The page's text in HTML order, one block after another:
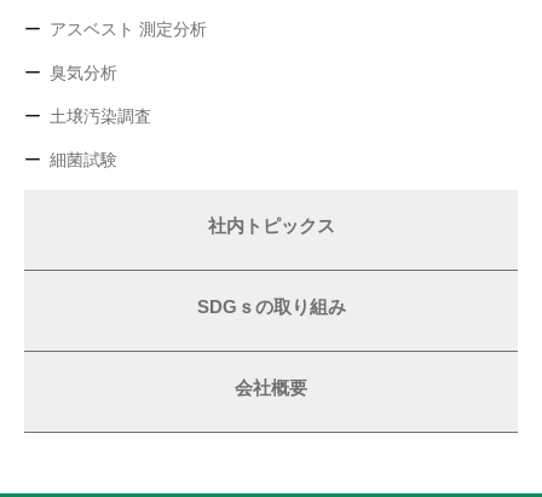
アスベスト 測定分析
臭気分析
土壌汚染調査
細菌試験
社内トピックス
SDGｓの取り組み
会社概要